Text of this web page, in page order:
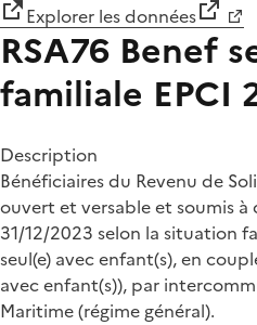
Explorer les données
RSA76 Benef
familiale EPCI
Description
Bénéficiaires du Revenu de
ouvert et versable et soumis
31/12/2023 selon la situation
seul(e) avec enfant(s), en
avec enfant(s)), par
Maritime (régime général).